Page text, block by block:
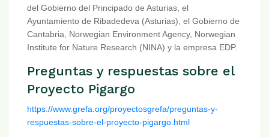
del Gobierno del Principado de Asturias, el
Ayuntamiento de Ribadedeva (Asturias), el Gobierno de
Cantabria, Norwegian Environment Agency, Norwegian
Institute for Nature Research (NINA) y la empresa EDP.
Preguntas y respuestas sobre el
Proyecto Pigargo
https://www.grefa.org/proyectosgrefa/preguntas-y-
respuestas-sobre-el-proyecto-pigargo.html